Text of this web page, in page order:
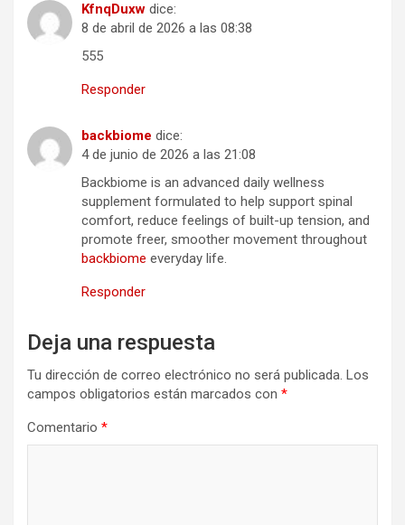
KfnqDuxw dice:
8 de abril de 2026 a las 08:38
555
Responder
backbiome dice:
4 de junio de 2026 a las 21:08
Backbiome is an advanced daily wellness
supplement formulated to help support spinal
comfort, reduce feelings of built-up tension, and
promote freer, smoother movement throughout
backbiome everyday life.
Responder
Deja una respuesta
Tu dirección de correo electrónico no será publicada. Los
campos obligatorios están marcados con *
Comentario *